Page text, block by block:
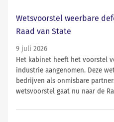
Wetsvoorstel weerbare
Raad van State
9 juli 2026
Het kabinet heeft het voorstel
industrie aangenomen. Deze
bedrijven als onmisbare
wetsvoorstel gaat nu naar de